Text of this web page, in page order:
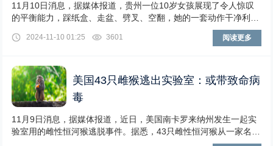
11月10日消息，据媒体报道，贵州一位10岁女孩展现了令人惊叹
的平衡能力，踩纸盒、走盆、劈叉、空翻，她的一套动作干净利
2024-11-10 01:25 3601 阅读更多
美国43只雌猴逃出实验室：或带致命病
毒
11月9日消息，据媒体报道，近日，美国南卡罗来纳州发生一起实
验室用的雌性恒河猴逃脱事件。据悉，43只雌性恒河猴从一家名